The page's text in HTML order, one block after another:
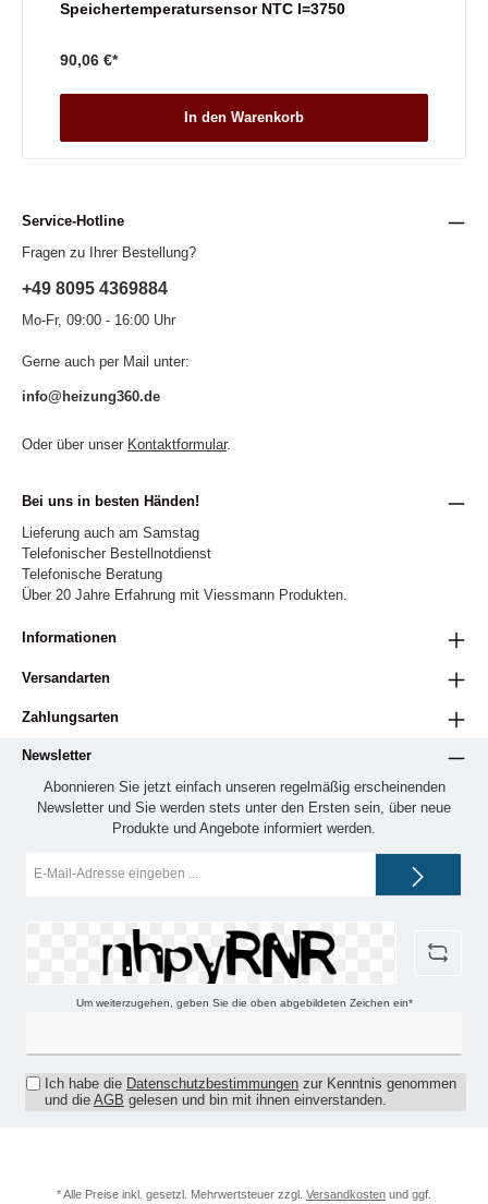
Speichertemperatursensor NTC l=3750
90,06 €*
In den Warenkorb
Service-Hotline
Fragen zu Ihrer Bestellung?
+49 8095 4369884
Mo-Fr, 09:00 - 16:00 Uhr
Gerne auch per Mail unter:
info@heizung360.de
Oder über unser Kontaktformular.
Bei uns in besten Händen!
Lieferung auch am Samstag
Telefonischer Bestellnotdienst
Telefonische Beratung
Über 20 Jahre Erfahrung mit Viessmann Produkten.
Informationen
Versandarten
Zahlungsarten
Newsletter
Abonnieren Sie jetzt einfach unseren regelmäßig erscheinenden
Newsletter und Sie werden stets unter den Ersten sein, über neue
Produkte und Angebote informiert werden.
Um weiterzugehen, geben Sie die oben abgebildeten Zeichen ein*
Ich habe die Datenschutzbestimmungenzur Kenntnis genommen
und die AGB gelesen und bin mit ihnen einverstanden.
* Alle Preise inkl. gesetzl. Mehrwertsteuer zzgl. Versandkosten und ggf.